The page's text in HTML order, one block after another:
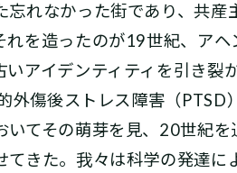
忘れなかった街であり、共
れを造ったのが19世紀、ア
アイデンティティを引き裂
外傷後ストレス障害（
いてその萌芽を見、20世紀
きた。我々は科学の発達に